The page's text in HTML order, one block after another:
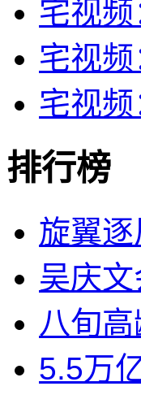
宅视
宅视
宅视
排行榜
旋翼
吴庆
八旬
5.5万